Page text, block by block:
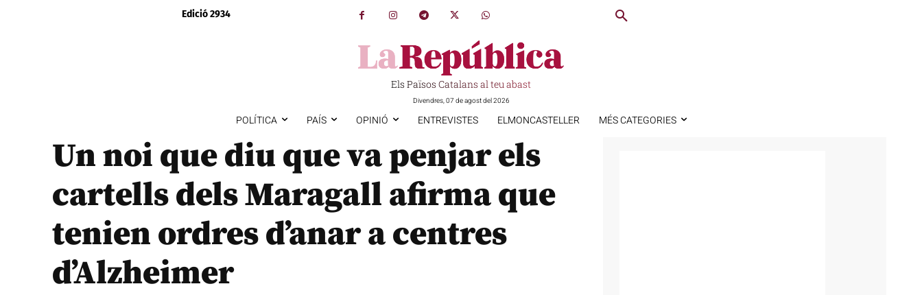
Edició 2934
Els Països Catalans al teu abast
Divendres, 07 de agost del 2026
POLÍTICA PAÍS OPINIÓ ENTREVISTES ELMONCASTELLER MÉS CATEGORIES
Un noi que diu que va penjar els
cartells dels Maragall afirma que
tenien ordres d’anar a centres
d’Alzheimer